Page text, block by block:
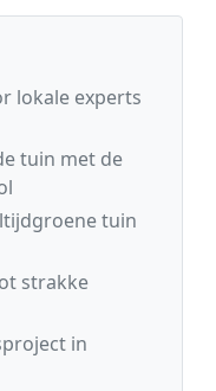
lokale experts
tuin met de
tuin
strakke
in